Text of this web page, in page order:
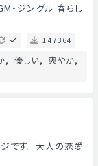
・ジングル 春らし
147364
優しい
爽やか
です。 大人の恋愛